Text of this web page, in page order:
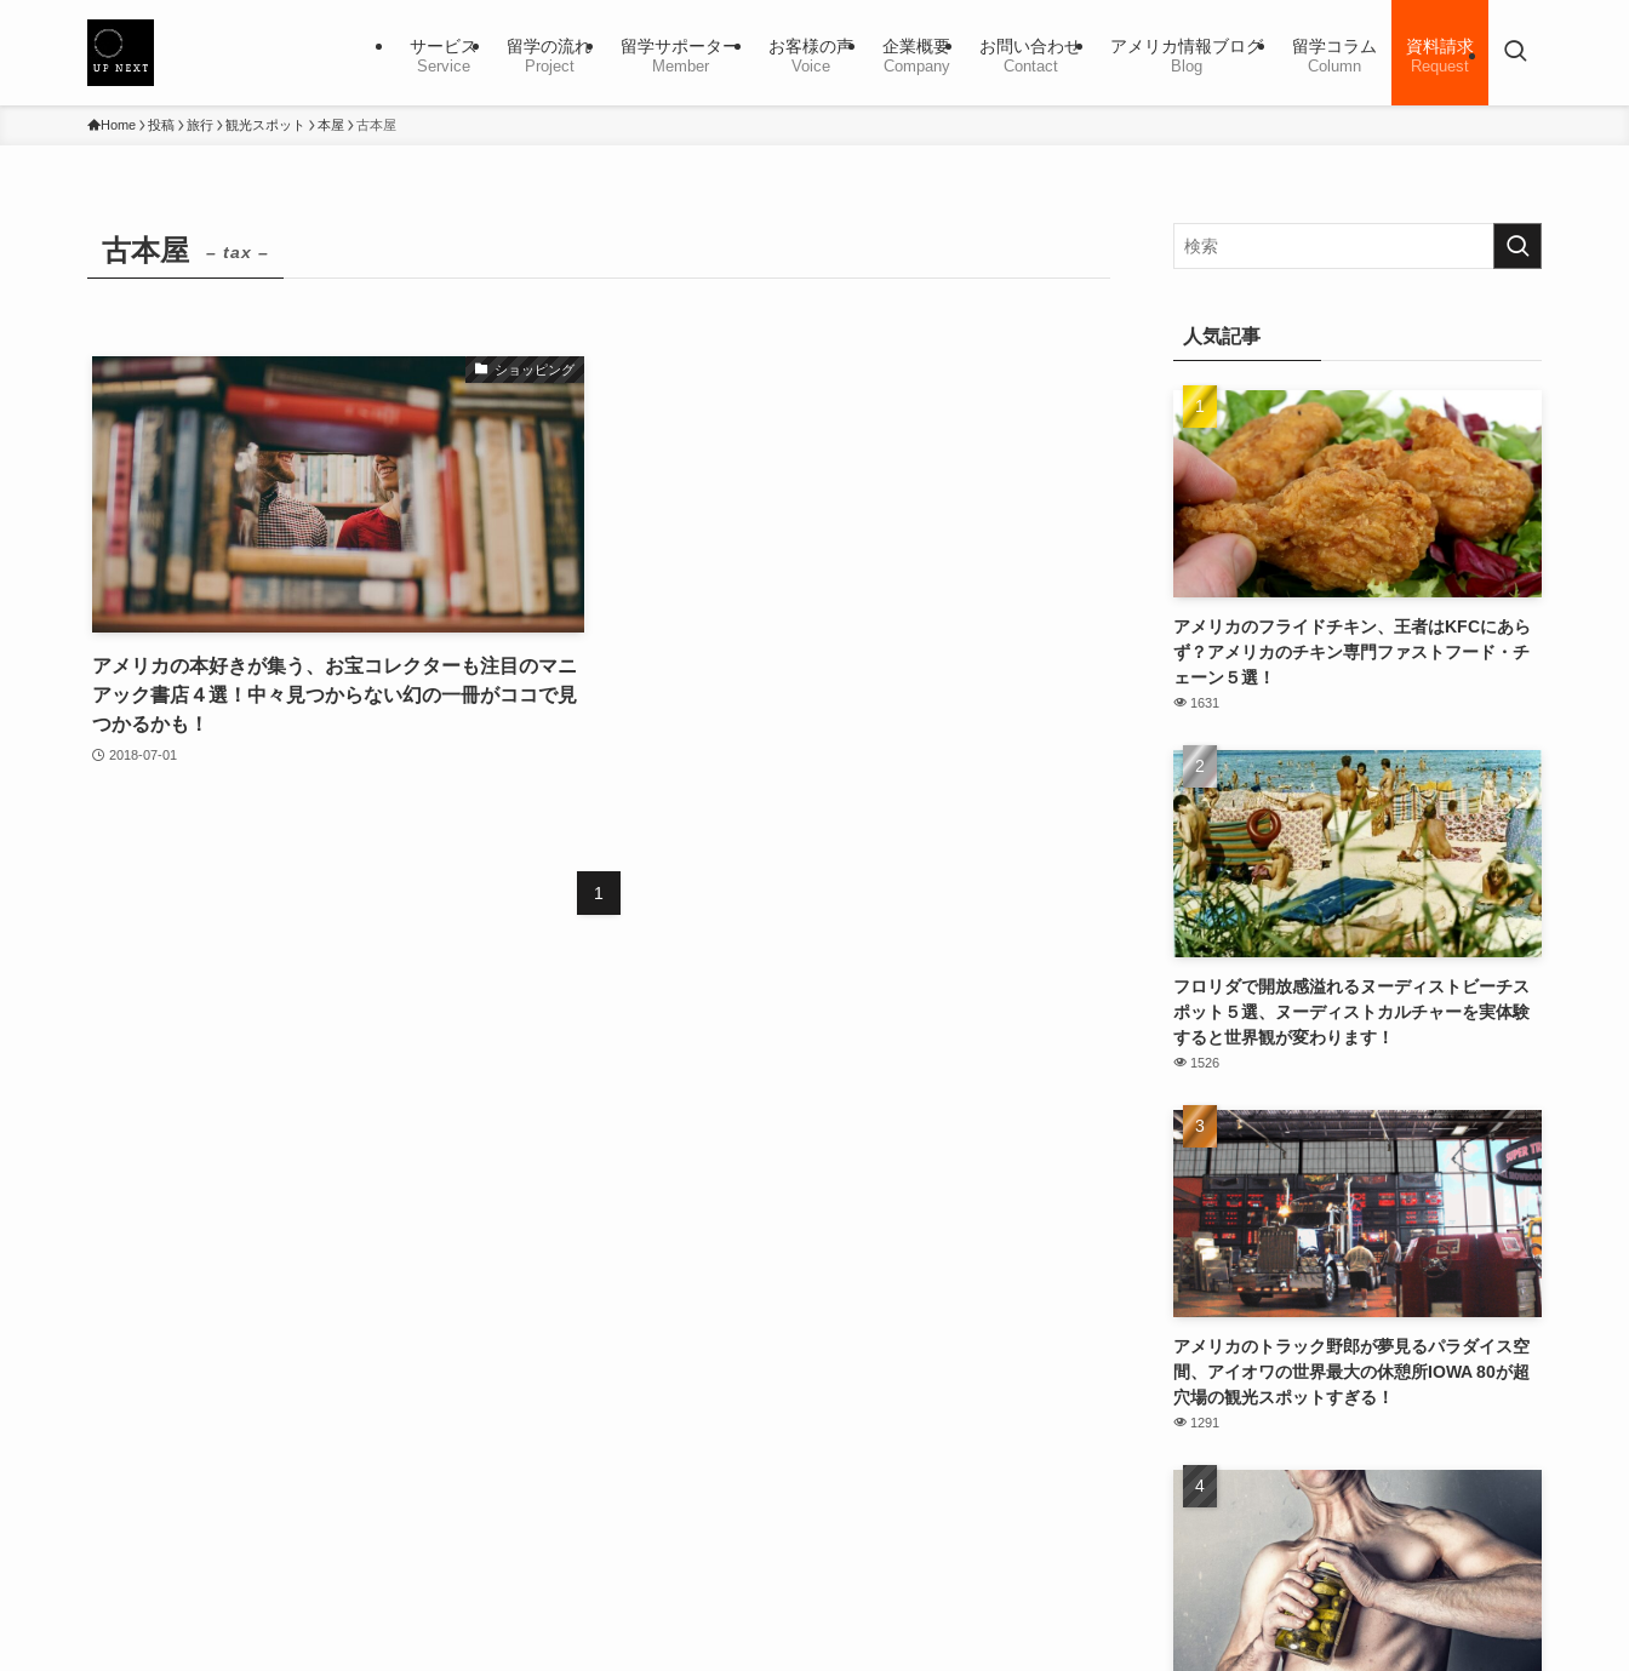
サービス
Service
留学の流れ
Project
留学サポーター
Member
お客様の声
Voice
企業概要
Company
お問い合わせ
Contact
アメリカ情報ブログ
Blog
留学コラム
Column
資料請求
Request
Home 投稿 旅行 観光スポット 本屋 古本屋
古本屋 – tax –
ショッピング
アメリカの本好きが集う、お宝コレクターも注目のマニ
アック書店４選！中々見つからない幻の一冊がココで見
つかるかも！
2018-07-01
1
人気記事
アメリカのフライドチキン、王者はKFCにあら
ず？アメリカのチキン専門ファストフード・チ
ェーン５選！
1631
フロリダで開放感溢れるヌーディストビーチス
ポット５選、ヌーディストカルチャーを実体験
すると世界観が変わります！
1526
アメリカのトラック野郎が夢見るパラダイス空
間、アイオワの世界最大の休憩所IOWA 80が超
穴場の観光スポットすぎる！
1291